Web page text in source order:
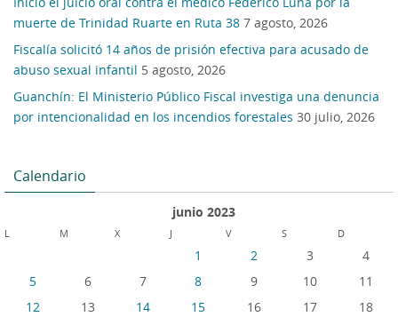
muerte de Trinidad Ruarte en Ruta 38 7 agosto, 2026
Fiscalía solicitó 14 años de prisión efectiva para acusado de
abuso sexual infantil 5 agosto, 2026
Guanchín: El Ministerio Público Fiscal investiga una denuncia
por intencionalidad en los incendios forestales 30 julio, 2026
Calendario
junio 2023
L M X J V S D
1 2 3
4
5
6 7 8 9 10
11
12
13 14 15 16 17
18